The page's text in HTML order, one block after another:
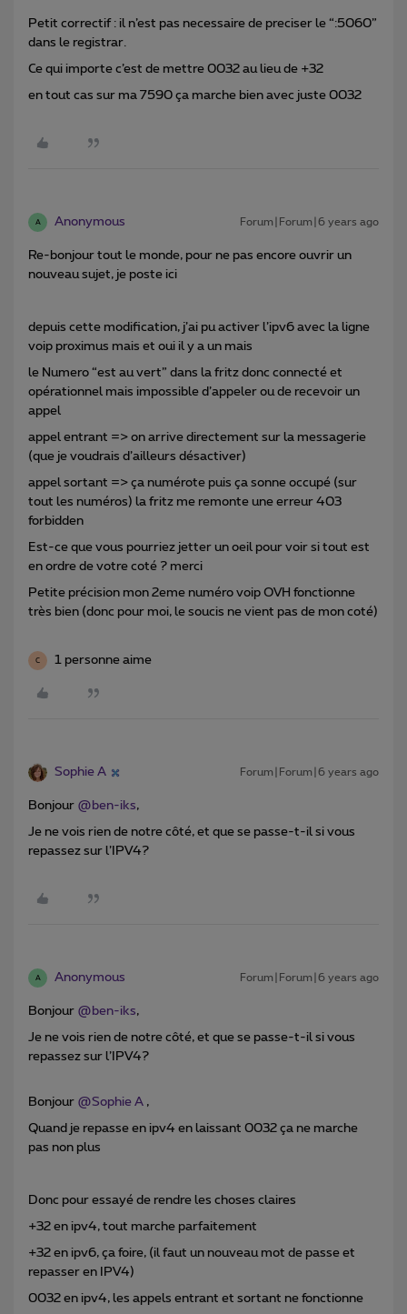
Petit correctif : il n’est pas necessaire de preciser le “:5060”
dans le registrar.
Ce qui importe c’est de mettre 0032 au lieu de +32
en tout cas sur ma 7590 ça marche bien avec juste 0032
A Anonymous Forum|Forum|6 years ago
Re-bonjour tout le monde, pour ne pas encore ouvrir un
nouveau sujet, je poste ici
depuis cette modification, j’ai pu activer l’ipv6 avec la ligne
voip proximus mais et oui il y a un mais
le Numero “est au vert” dans la fritz donc connecté et
opérationnel mais impossible d’appeler ou de recevoir un
appel
appel entrant => on arrive directement sur la messagerie
(que je voudrais d’ailleurs désactiver)
appel sortant => ça numérote puis ça sonne occupé (sur
tout les numéros) la fritz me remonte une erreur 403
forbidden
Est-ce que vous pourriez jetter un oeil pour voir si tout est
en ordre de votre coté ? merci
Petite précision mon 2eme numéro voip OVH fonctionne
très bien (donc pour moi, le soucis ne vient pas de mon coté)
C 1 personne aime
Sophie A Forum|Forum|6 years ago
Bonjour @ben-iks,
Je ne vois rien de notre côté, et que se passe-t-il si vous
repassez sur l’IPV4?
A Anonymous Forum|Forum|6 years ago
Bonjour @ben-iks,
Je ne vois rien de notre côté, et que se passe-t-il si vous
repassez sur l’IPV4?
Bonjour @Sophie A ,
Quand je repasse en ipv4 en laissant 0032 ça ne marche
pas non plus
Donc pour essayé de rendre les choses claires
+32 en ipv4, tout marche parfaitement
+32 en ipv6, ça foire, (il faut un nouveau mot de passe et
repasser en IPV4)
0032 en ipv4, les appels entrant et sortant ne fonctionne